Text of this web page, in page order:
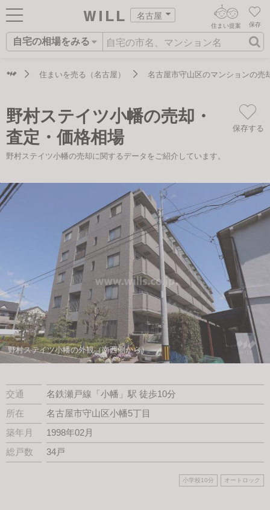
名古屋
ログイン
新規会員登録
住まいをさがす
住まいを売る
住まいをつくる
スタッフ紹介
会社案内
保存
住まい提案
自宅の相場をみる
住まいをさがす
住まい事例をさが
スタッフをさがす
AIウィルくんの提案
AI住まい提案を受ける
AI査定・チャット相談する
不動産エージェントの提案
相場データを依頼する
住まいを売る（名古屋） 名古屋市守山区のマンションの売
野村ステイツ小幡の売却・
査定・価格相場
保存する
野村ステイツ小幡の売却に関するデータをご紹介しています。
野村ステイツ小幡の外観（南西側から）
交通
名鉄瀬戸線「小幡」駅 徒歩10分
所在
名古屋市守山区小幡5丁目
築年月
1998年02月
総戸数
34戸
オートロック
小学校10分